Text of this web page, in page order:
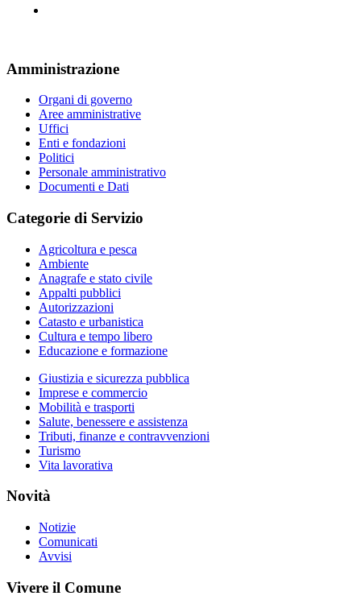
Amministrazione
Organi di governo
Aree amministrative
Uffici
Enti e fondazioni
Politici
Personale amministrativo
Documenti e Dati
Categorie di Servizio
Agricoltura e pesca
Ambiente
Anagrafe e stato civile
Appalti pubblici
Autorizzazioni
Catasto e urbanistica
Cultura e tempo libero
Educazione e formazione
Giustizia e sicurezza pubblica
Imprese e commercio
Mobilità e trasporti
Salute, benessere e assistenza
Tributi, finanze e contravvenzioni
Turismo
Vita lavorativa
Novità
Notizie
Comunicati
Avvisi
Vivere il Comune